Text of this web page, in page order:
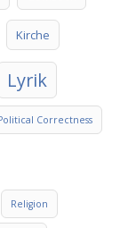
Kirche
Lyrik
Correctness
Religion